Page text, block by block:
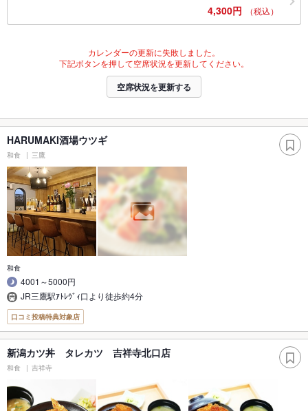
4,300円 （税込）
カレンダーの更新に失敗しました。
下記ボタンを押して空席状況を更新してください。
空席状況を更新する
HARUMAKI酒場ウツギ
和食 三鷹
和食
4001～5000円
JR三鷹駅ｱﾄﾚｳﾞｨ口より徒歩約4分
口コミ投稿特典対象店
新潟カツ丼 タレカツ 吉祥寺北口店
和食 吉祥寺